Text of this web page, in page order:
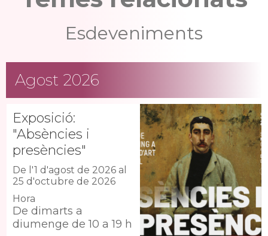
Esdeveniments
Agost 2026
Exposició:
"Absències i
presències"
De l'1 d'agost de 2026 al
25 d'octubre de 2026
Hora
De dimarts a
diumenge de 10 a 19 h